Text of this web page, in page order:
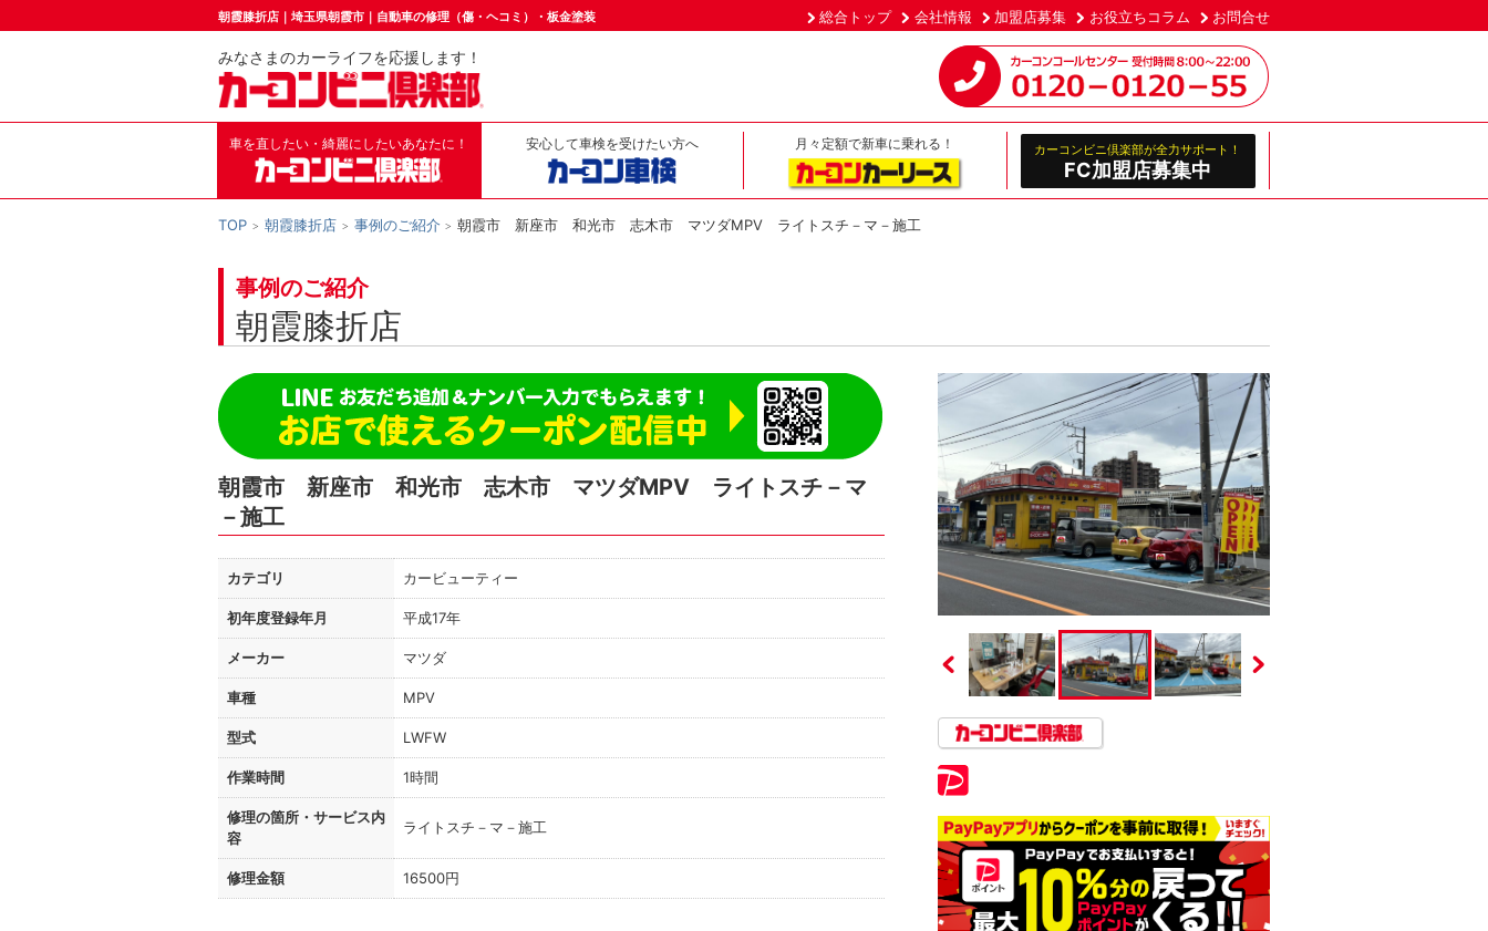
朝霞膝折店｜埼玉県朝霞市｜自動車の修理（傷・ヘコミ）・板金塗装 総合トップ 会社情報 加盟店募集 お役立ちコラム お問合せ
みなさまのカーライフを応援します！
車を直したい・綺麗にしたいあなたに！ 安心して車検を受けたい方へ 月々定額で新車に乗れる！ カーコンビニ倶楽部が全力サポート！
FC加盟店募集中
TOP 朝霞膝折店 事例のご紹介 朝霞市 新座市 和光市 志木市 マツダMPV ライトスチ－マ－施工
事例のご紹介
朝霞膝折店
朝霞市 新座市 和光市 志木市 マツダMPV ライトスチ－マ
－施工
カテゴリ カービューティー
初年度登録年月 平成17年
メーカー マツダ
車種 MPV
型式 LWFW
作業時間 1時間
修理の箇所・ サービス内
容
ライトスチ－マ－施工
修理金額 16500円